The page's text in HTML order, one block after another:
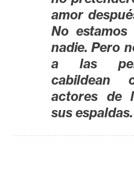
m
amor
No
nadie. Pero
a las
cabildean
actores de
sus